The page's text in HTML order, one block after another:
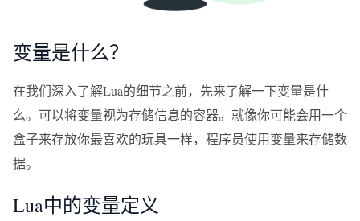
变量是什么？
在我们深入了解Lua的细节之前，先来了解一下变量是什
么。可以将变量视为存储信息的容器。就像你可能会用一个
盒子来存放你最喜欢的玩具一样，程序员使用变量来存储数
据。
Lua中的变量定义